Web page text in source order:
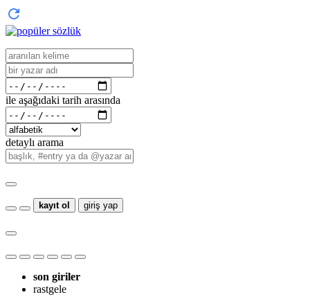
ile aşağıdaki tarih arasında
detaylı arama
kayıt ol giriş yap
son giriler
rastgele